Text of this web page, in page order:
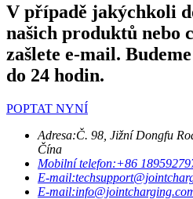
V případě jakýchkoli
našich produktů nebo
zašlete e-mail.
do 24 hodin.
POPTAT NYNÍ
Adresa:Č. 98, Jižní Dongfu
Čína
Mobilní telefon:+86
E-mail:
E-mail: